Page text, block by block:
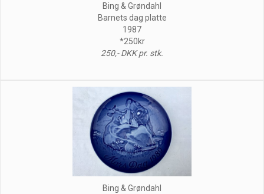
Bing & Grøndahl
Barnets dag platte
1987
*250kr
250,- DKK pr. stk.
Bing & Grøndahl